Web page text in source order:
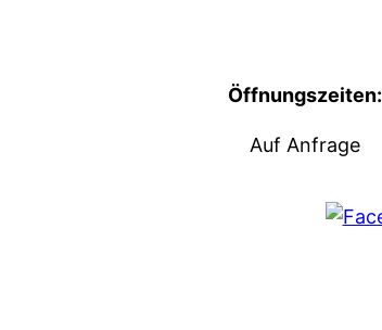
Öffnungszeiten:
Auf Anfrage